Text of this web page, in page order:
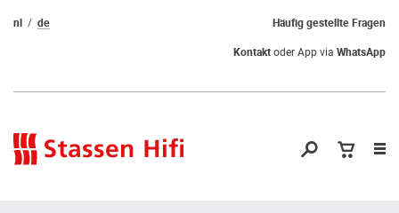
Häufig gestellte Fragen
nl
de
Kontaktoder App via WhatsApp